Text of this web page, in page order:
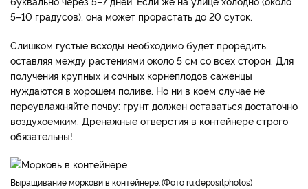
5–10 градусов), она может прорастать до 20 суток.
Слишком густые всходы необходимо будет проредить,
оставляя между растениями около 5 см со всех сторон. Для
получения крупных и сочных корнеплодов саженцы
нуждаются в хорошем поливе. Но ни в коем случае не
переувлажняйте почву: грунт должен оставаться достаточно
воздухоемким. Дренажные отверстия в контейнере строго
обязательны!
выращивание моркови в контейнере. Фото ru.depositphotos